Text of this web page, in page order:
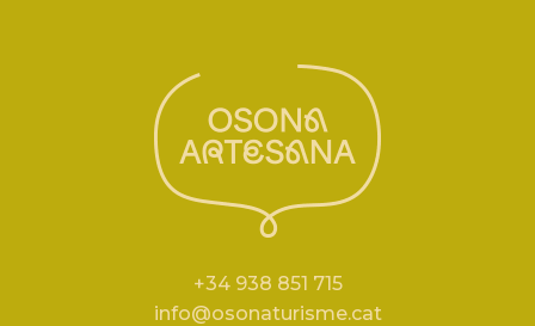
+34 938 851 715
info@osonaturisme.cat